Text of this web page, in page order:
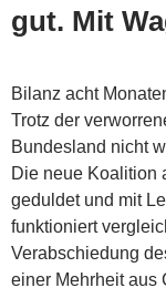
gut. Mit
Bilanz acht
Trotz der
Bundesland nicht
Die neue Koalition
geduldet und mit
funktioniert
Verabschiedung
einer Mehrheit aus